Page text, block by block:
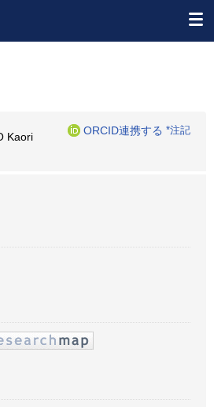
Kaori
ORCID連携する *注記